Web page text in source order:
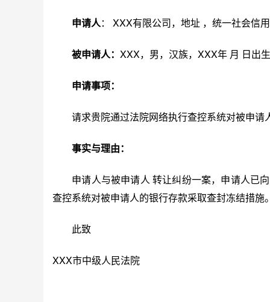
申请人： XXX有限公司，地址 ，统一社会信
被申请人： XXX，男，汉族，XXX年 月 日出
申请事项：
请求贵院通过法院网络执行查控系统对被申请
事实与理由：
申请人与被申请人 转让纠纷一案，申请人已向
查控系统对被申请人的银行存款采取查封冻结措施
此致
XXX市中级人民法院